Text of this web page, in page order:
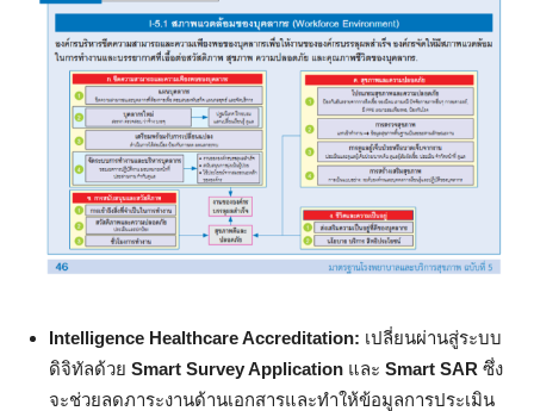
Intelligence Healthcare Accreditation: เปลี่ยนผ่านสู่ระบบ
ดิจิทัลด้วย Smart Survey Application และ Smart SAR ซึ่ง
จะช่วยลดภาระงานด้านเอกสารและทำให้ข้อมูลการประเมิน